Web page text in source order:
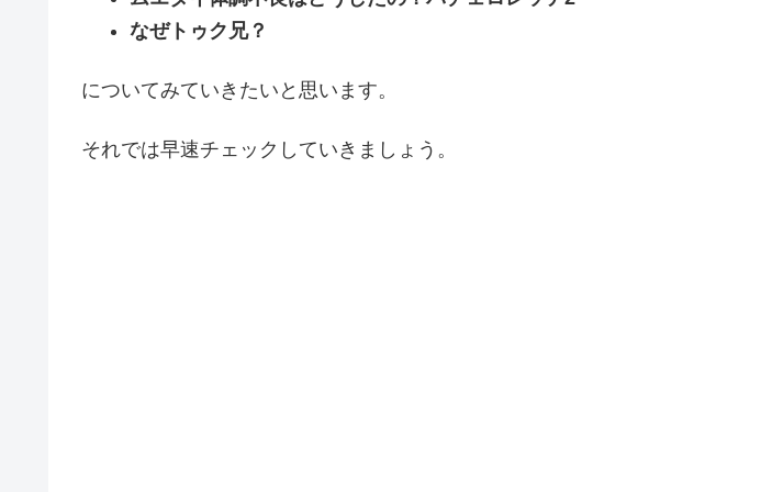
なぜトゥク兄？
についてみていきたいと思います。
それでは早速チェックしていきましょう。